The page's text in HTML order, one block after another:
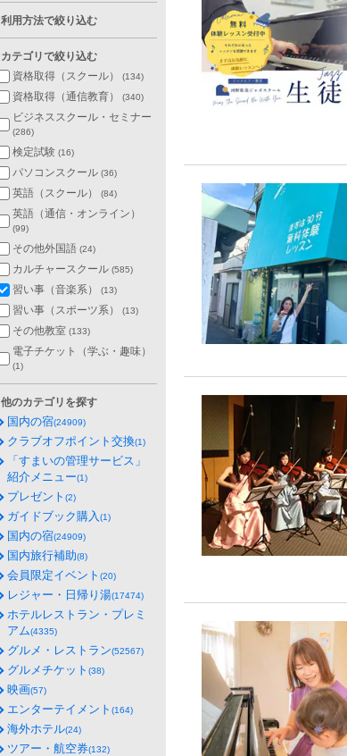
利用方法で絞り込む
カテゴリで絞り込む
資格取得（スクール）
(134)
資格取得（通信教育） (340)
ビジネススクール・セミナー
(286)
検定試験 (16)
パソコンスクール (36)
英語（スクール） (84)
英語（通信・オンライン）
(99)
その他外国語 (24)
カルチャースクール (585)
習い事（音楽系） (13)
習い事（スポーツ系） (13)
その他教室 (133)
電子チケット（学ぶ・趣味）
(1)
他のカテゴリを探す
国内の宿(24909)
クラブオフポイント交換(1)
「すまいの管理サービス」
紹介メニュー(1)
プレゼント (2)
ガイドブック購入(1)
国内の宿(24909)
国内旅行補助(8)
会員限定イベント (20)
レジャー・日帰り湯(17474)
ホテルレストラン・プレミ
アム(4335)
グルメ・レストラン(52567)
グルメチケット (38)
映画(57)
エンターテイメント (164)
海外ホテル(24)
ツアー・航空券(132)